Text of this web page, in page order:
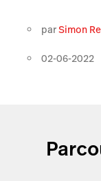
parSimon
02-06-2022